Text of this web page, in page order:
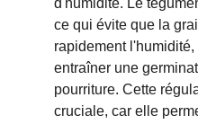
d'humidité. Le
ce qui évite que la
rapidement
entraîner une
pourriture. Cette
cruciale, car elle